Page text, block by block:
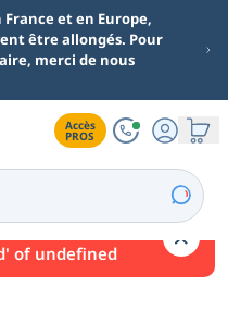
et en Europe,
être allongés. Pour
merci de nous
Accès
PROS
of undefined